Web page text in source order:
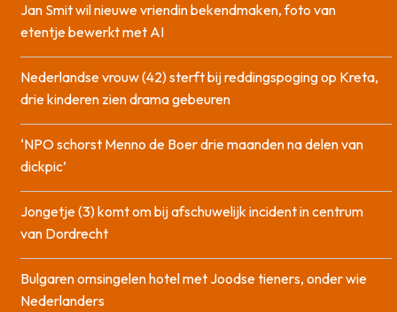
Jan Smit wil nieuwe vriendin bekendmaken, foto van
etentje bewerkt met AI
Nederlandse vrouw (42) sterft bij reddingspoging op Kreta,
drie kinderen zien drama gebeuren
‘NPO schorst Menno de Boer drie maanden na delen van
dickpic’
Jongetje (3) komt om bij afschuwelijk incident in centrum
van Dordrecht
Bulgaren omsingelen hotel met Joodse tieners, onder wie
Nederlanders